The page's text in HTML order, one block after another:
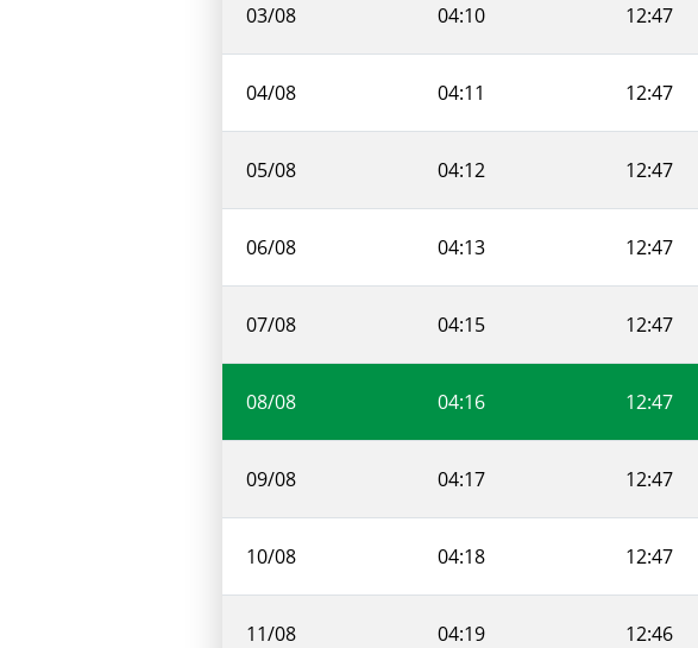
03/08 04:10 12:47
04/08 04:11 12:47
05/08 04:12 12:47
06/08 04:13 12:47
07/08 04:15 12:47
08/08 04:16 12:47
09/08 04:17 12:47
10/08 04:18 12:47
11/08 04:19 12:46